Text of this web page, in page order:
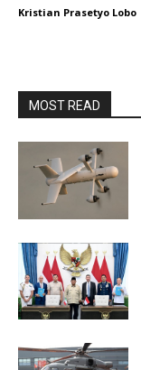
Kristian Prasetyo Lobo
MOST READ